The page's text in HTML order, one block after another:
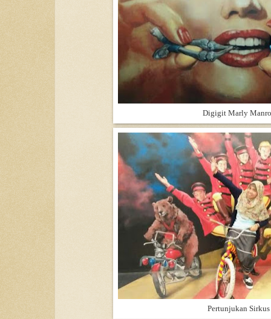
Digigit Marly
Pertunjukan Sirkus